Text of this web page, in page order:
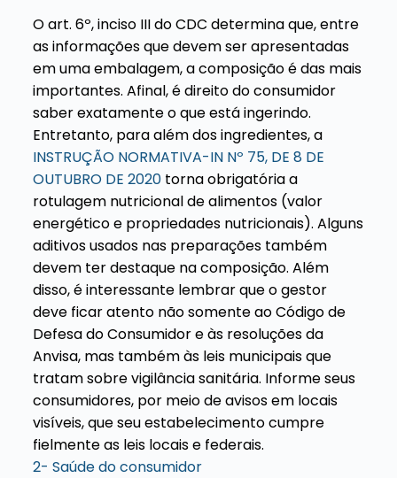
O art. 6º, inciso III do CDC determina que, entre
as informações que devem ser apresentadas
em uma embalagem, a composição é das mais
importantes. Afinal, é direito do consumidor
saber exatamente o que está ingerindo.
Entretanto, para além dos ingredientes, a
INSTRUÇÃO NORMATIVA-IN Nº 75, DE 8 DE
OUTUBRO DE 2020 torna obrigatória a
rotulagem nutricional de alimentos (valor
energético e propriedades nutricionais). Alguns
aditivos usados nas preparações também
devem ter destaque na composição. Além
disso, é interessante lembrar que o gestor
deve ficar atento não somente ao Código de
Defesa do Consumidor e às resoluções da
Anvisa, mas também às leis municipais que
tratam sobre vigilância sanitária. Informe seus
consumidores, por meio de avisos em locais
visíveis, que seu estabelecimento cumpre
fielmente as leis locais e federais.
2- Saúde do consumidor